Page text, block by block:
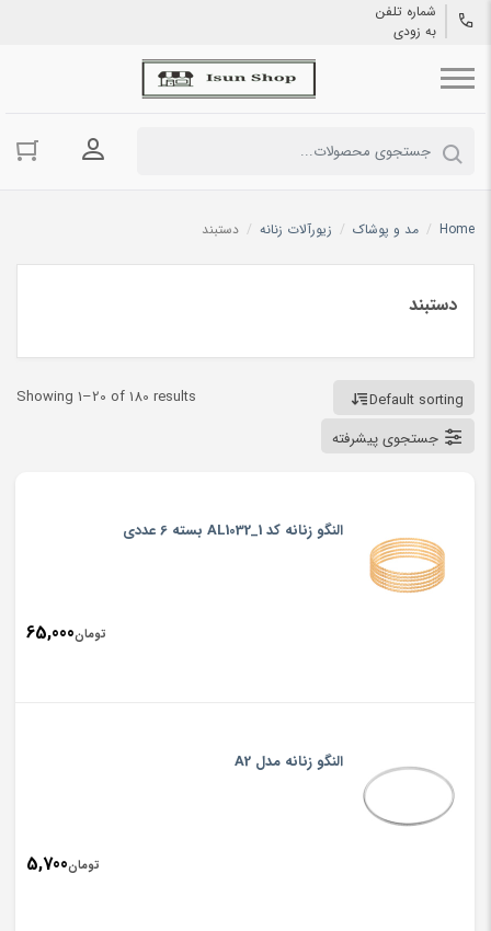
شماره تلفن
به زودی
ورود به
Home
/ مد و پوشاک / زیورآلات زنانه / دستبند
دستبند
Showing 1–20 of 180 results
Default sorting
جستجوی پیشرفته
النگو زنانه کد AL1032_1 بسته 6 عددی
تومان65,000
النگو زنانه مدل A2
تومان5,700